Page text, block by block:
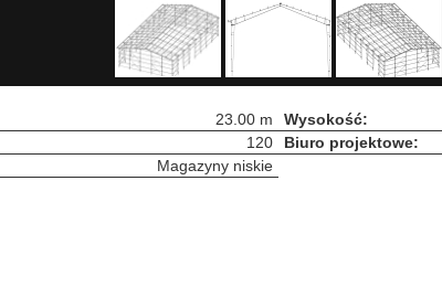
23.00 m Wysokość:
120 Biuro projektowe:
Magazyny niskie